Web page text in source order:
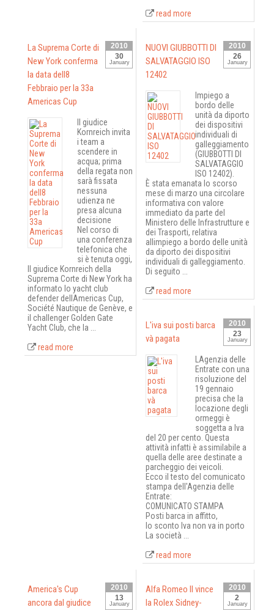
read more
2010
30
January
La Suprema Corte di
New York conferma
la data dell8
Febbraio per la 33a
Americas Cup
Il giudice
Kornreich invita
i team a
scendere in
acqua; prima
della regata non
sarà fissata
nessuna
udienza ne
presa alcuna
decisione
Nel corso di
una conferenza
telefonica che
si è tenuta oggi,
Il giudice Kornreich della
Suprema Corte di New York ha
informato lo yacht club
defender dellAmericas Cup,
Société Nautique de Genève, e
il challenger Golden Gate
Yacht Club, che la ...
read more
2010
26
January
NUOVI GIUBBOTTI DI
SALVATAGGIO ISO
12402
Impiego a
bordo delle
unità da diporto
dei dispositivi
individuali di
galleggiamento
(GIUBBOTTI DI
SALVATAGGIO
ISO 12402).
È stata emanata lo scorso
mese di marzo una circolare
informativa con valore
immediato da parte del
Ministero delle Infrastrutture e
dei Trasporti, relativa
allimpiego a bordo delle unità
da diporto dei dispositivi
individuali di galleggiamento.
Di seguito ...
read more
2010
23
January
L'iva sui posti barca
và pagata
LAgenzia delle
Entrate con una
risoluzione del
19 gennaio
precisa che la
locazione degli
ormeggi è
soggetta a Iva
del 20 per cento. Questa
attività infatti è assimilabile a
quella delle aree destinate a
parcheggio dei veicoli.
Ecco il testo del comunicato
stampa dell'Agenzia delle
Entrate:
COMUNICATO STAMPA
Posti barca in affitto,
lo sconto Iva non va in porto
La società ...
read more
2010
13
January
America's Cup
ancora dal giudice
2010
2
January
Alfa Romeo II vince
la Rolex Sidney-